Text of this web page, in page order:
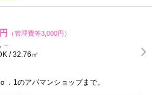
（管理費等3,000円）
/ 32.76㎡
．1のアパマンショップまで。